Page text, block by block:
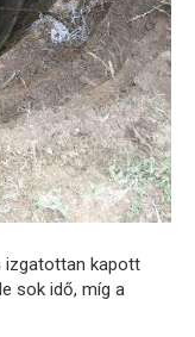
izgatottan kapott
sok idő, míg a